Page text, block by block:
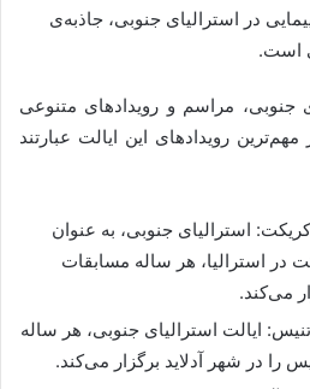
در استرالیای جنوبی، جاذبه‌ی
است.
جنوبی، مراسم و رویداد‌های متنوعی
رویداد‌های این ایالت عبارتند
استرالیای جنوبی، به عنوان
در استرالیا، هر ساله مسابقات
می‌کند.
ایالت استرالیای جنوبی، هر ساله
را در شهر آدلاید برگزار می‌کند.